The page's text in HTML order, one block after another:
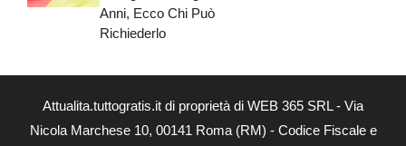
Anni, Ecco Chi Può
Richiederlo
Attualita.tuttogratis.it di proprietà di WEB 365 SRL - Via
Nicola Marchese 10, 00141 Roma (RM) - Codice Fiscale e